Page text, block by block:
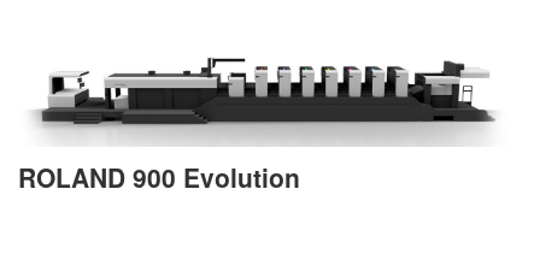
ROLAND 900 Evolution